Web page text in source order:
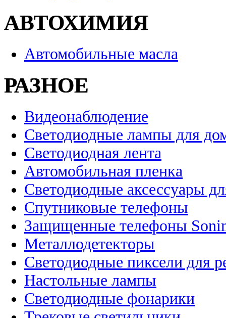
АВТОХИМИЯ
Автомобильные масла
РАЗНОЕ
Видеонаблюдение
Светодиодные лампы для
Светодиодная лента
Автомобильная пленка
Светодиодные аксессуары
Спутниковые телефоны
Защищенные телефоны
Металлодетекторы
Светодиодные пиксели для
Настольные лампы
Светодиодные фонарики